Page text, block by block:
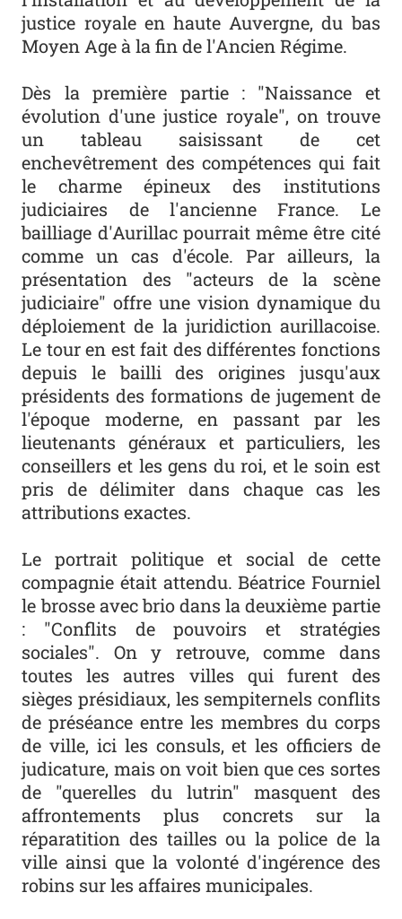
justice royale en haute Auvergne, du bas
Moyen Age à la fin de l'Ancien Régime.
Dès la première partie : "Naissance et
évolution d'une justice royale", on trouve
un tableau saisissant de cet
enchevêtrement des compétences qui fait
le charme épineux des institutions
judiciaires de l'ancienne France. Le
bailliage d'Aurillac pourrait même être cité
comme un cas d'école. Par ailleurs, la
présentation des "acteurs de la scène
judiciaire" offre une vision dynamique du
déploiement de la juridiction aurillacoise.
Le tour en est fait des différentes fonctions
depuis le bailli des origines jusqu'aux
présidents des formations de jugement de
l'époque moderne, en passant par les
lieutenants généraux et particuliers, les
conseillers et les gens du roi, et le soin est
pris de délimiter dans chaque cas les
attributions exactes.
Le portrait politique et social de cette
compagnie était attendu. Béatrice Fourniel
le brosse avec brio dans la deuxième partie
: "Conflits de pouvoirs et stratégies
sociales". On y retrouve, comme dans
toutes les autres villes qui furent des
sièges présidiaux, les sempiternels conflits
de préséance entre les membres du corps
de ville, ici les consuls, et les officiers de
judicature, mais on voit bien que ces sortes
de "querelles du lutrin" masquent des
affrontements plus concrets sur la
réparatition des tailles ou la police de la
ville ainsi que la volonté d'ingérence des
robins sur les affaires municipales.